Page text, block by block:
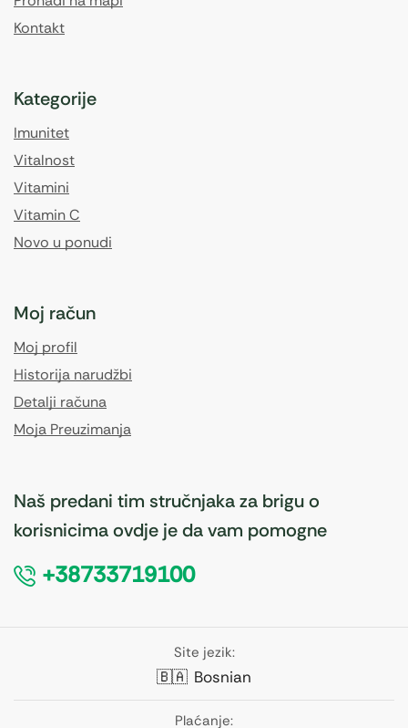
Kontakt
Kategorije
Imunitet
Vitalnost
Vitamini
Vitamin C
Novo u ponudi
Moj račun
Moj profil
Historija narudžbi
Detalji računa
Moja Preuzimanja
Naš predani tim stručnjaka za brigu o
korisnicima ovdje je da vam pomogne
+38733719100
Site jezik:
🇧🇦 Bosnian
Plaćanje: